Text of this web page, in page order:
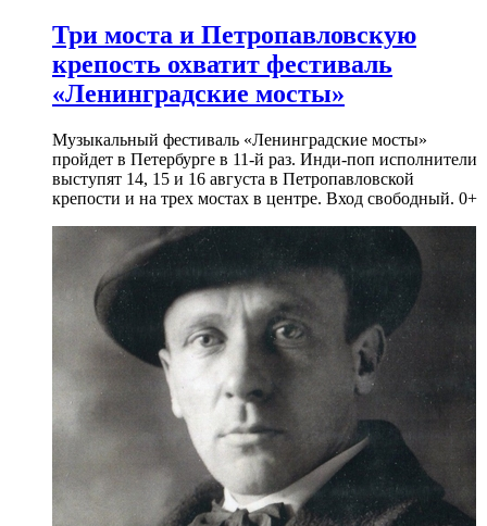
Три моста и Петропавловскую
крепость охватит фестиваль
«Ленинградские мосты»
Музыкальный фестиваль «Ленинградские мосты»
пройдет в Петербурге в 11-й раз. Инди-поп исполнители
выступят 14, 15 и 16 августа в Петропавловской
крепости и на трех мостах в центре. Вход свободный. 0+